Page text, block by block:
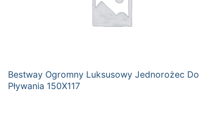
Bestway Ogromny Luksusowy Jednorożec Do
Pływania 150X117